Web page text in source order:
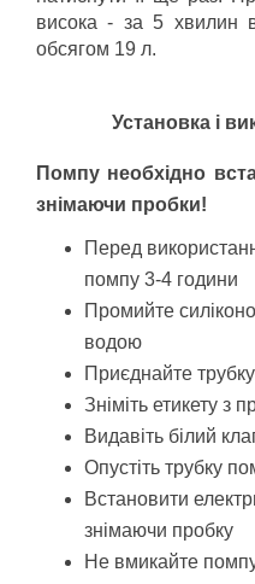
висока - за 5 хвилин
обсягом 19 л.
Установка і
Помпу необхідно
знімаючи пробки!
Перед
помпу 3-4 години
Промийте
водою
Приєднайте
Зніміть етикету з
Видавіть білий
Опустіть трубку
Встановити
знімаючи пробку
Не вмикайте